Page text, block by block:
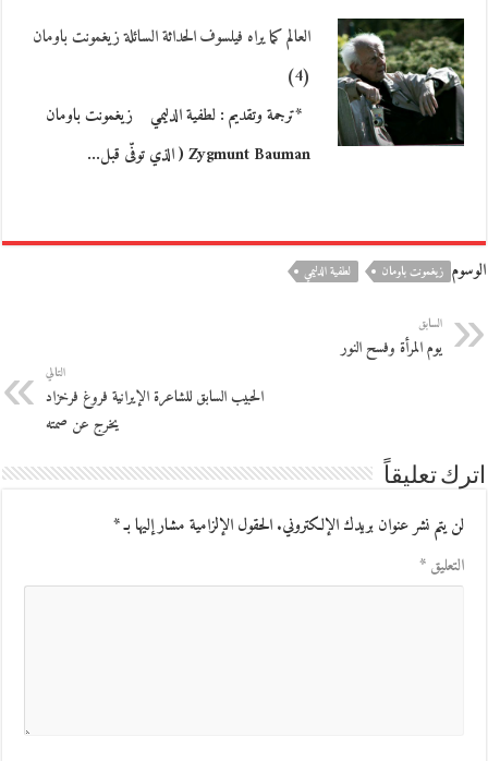
العالم كما يراه فيلسوف الحداثة السائلة زيغمونت باومان
(4)
*ترجمة وتقديم : لطفية الدليمي زيغمونت باومان
Zygmunt Bauman ( الذي توفّى قبل…
الوسوم زيغمونت باومان لطفية الدليمي
السابق
يوم المرأة وفسح النور
التالي
الحبيب السابق للشاعرة الإيرانية فروغ فرخزاد
يخرج عن صمته
اترك تعليقاً
لن يتم نشر عنوان بريدك الإلكتروني.الحقول الإلزامية مشار إليها بـ*
التعليق*